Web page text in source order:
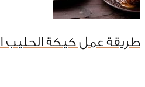
طريقة عمل كيكة الحليب